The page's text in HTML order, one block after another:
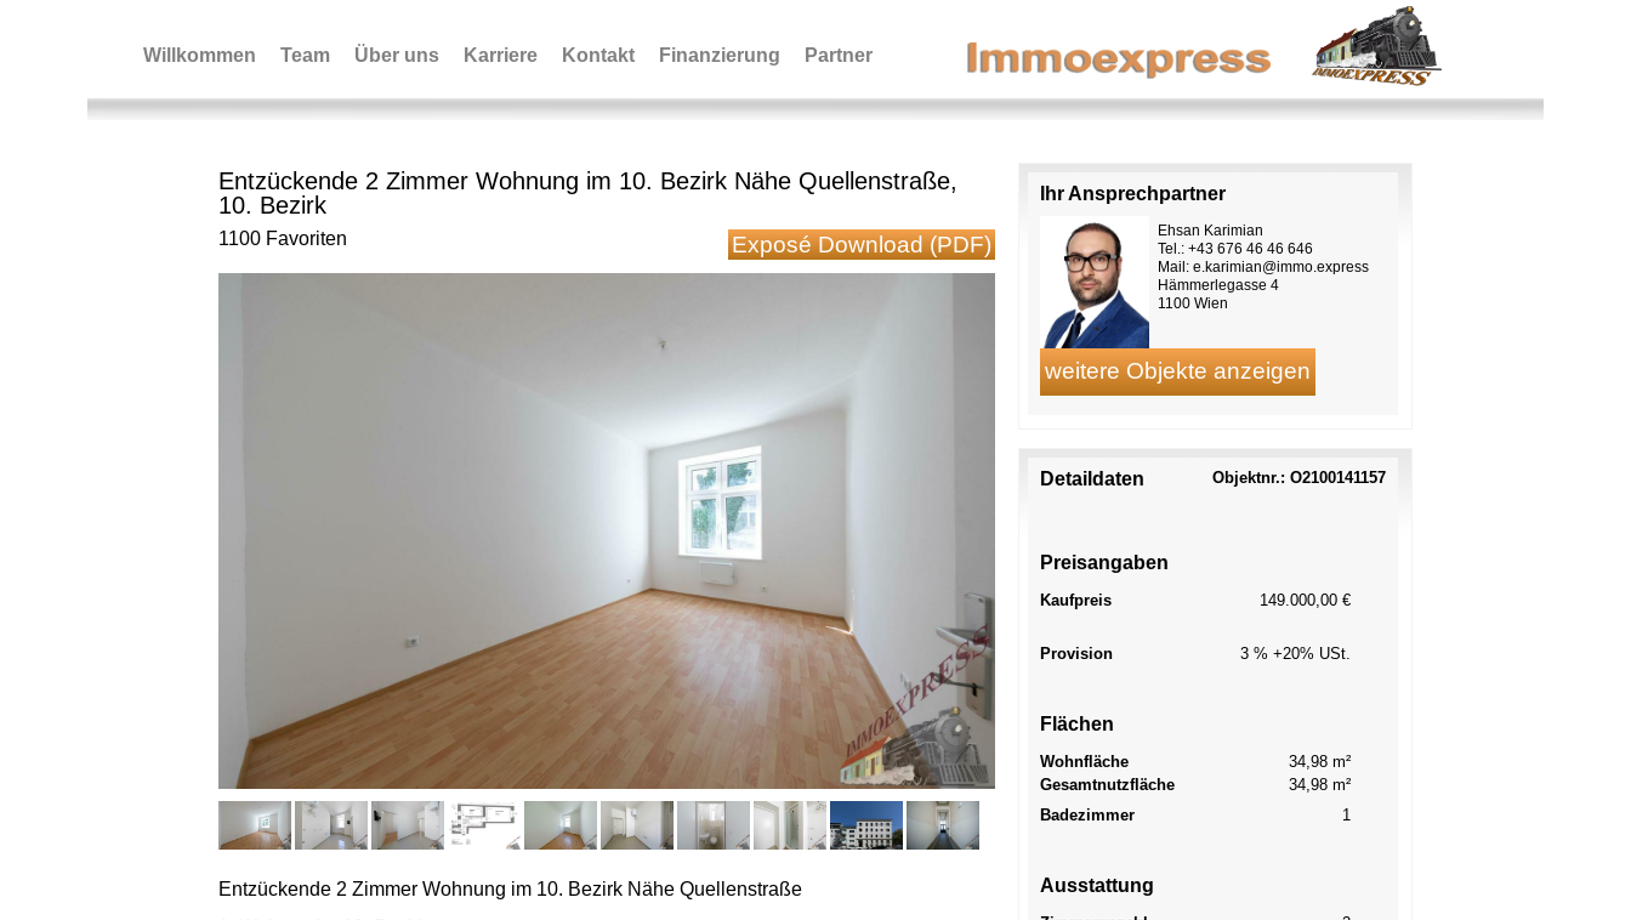
Willkommen Team Über uns Karriere Kontakt Finanzierung Partner
Entzückende 2 Zimmer Wohnung im 10. Bezirk Nähe Quellenstraße,
10. Bezirk
1100 Favoriten Exposé Download (PDF)
Entzückende 2 Zimmer Wohnung im 10. Bezirk Nähe Quellenstraße
Ihr Ansprechpartner
Ehsan Karimian
Tel.: +43 676 46 46 646
Mail: e.karimian@immo.express
Hämmerlegasse 4
1100 Wien
Detaildaten Objektnr.: O2100141157
Preisangaben
Kaufpreis 149.000,00 €
Provision 3 % +20% USt.
Flächen
Wohnfläche
34,98 m²
Gesamtnutzfläche
34,98 m²
Badezimmer
1
Ausstattung